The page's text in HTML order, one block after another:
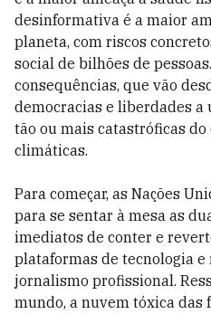
desinformativa é a maior
planeta, com riscos
social de bilhões de
consequências, que vão
democracias e liberdades a
tão ou mais catastróficas do
climáticas.
Para começar, as Nações
para se sentar à mesa as
imediatos de conter e
plataformas de tecnologia
jornalismo profissional.
mundo, a nuvem tóxica das